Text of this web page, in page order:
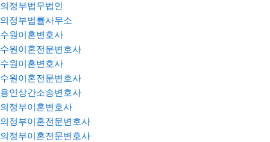
의정부법무법인
의정부법률사무소
수원이혼변호사
수원이혼전문변호사
수원이혼변호사
수원이혼전문변호사
용인상간소송변호사
의정부이혼변호사
의정부이혼전문변호사
의정부이혼전문변호사